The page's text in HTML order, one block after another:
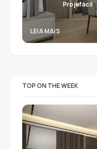
Projefácil
LEIA MAIS
TOP ON THE WEEK